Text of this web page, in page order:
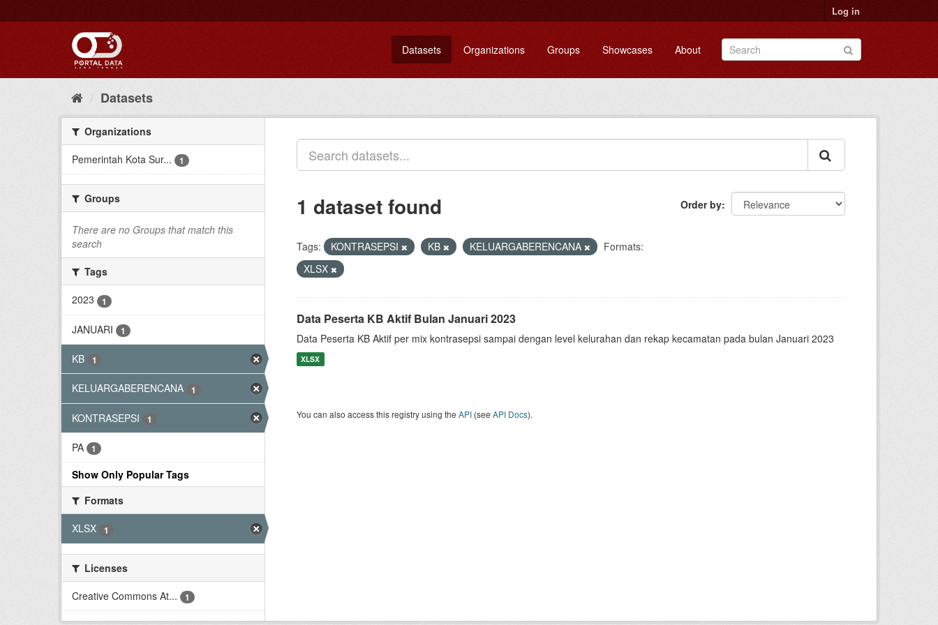
to
Log in
Datasets Organizations Groups Showcases About
Datasets
Organizations
Pemerintah Kota Sur...
1
Groups
There are no Groups that match this
search
Tags
2023
1
JANUARI 1
KB 1
KELUARGABERENCANA 1
KONTRASEPSI 1
PA 1
Show Only Popular Tags
Formats
XLSX
1
Licenses
Creative Commons At...
1
Order by
1 dataset found
Tags: KONTRASEPSI KB KELUARGABERENCANA
Formats:
XLSX
Data Peserta KB Aktif Bulan Januari 2023
Data Peserta KB Aktif per mix kontrasepsi sampai dengan level kelurahan dan rekap kecamatan pada bulan Januari 2023
XLSX
You can also access this registry using the API (see API Docs).